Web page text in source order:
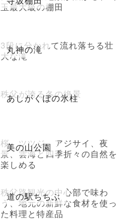
玉最大級の棚田
丸神の滝
3段に分かれて流れ落ちる壮
大な滝
あしがくぼの氷柱
秩父が誇る冬の絶景
美の山公園
桜、ツツジ、アジサイ、夜
景、雲海と四季折々の自然を
楽しめる
道の駅ちちぶ
秩父路観光の中心部で味わ
う、地元の新鮮な食材を使っ
た料理と特産品